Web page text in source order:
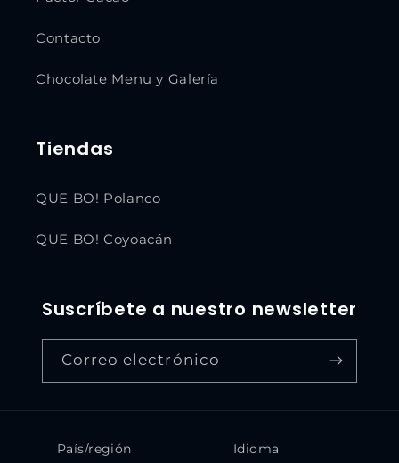
Contacto
Chocolate Menu y Galería
Tiendas
QUE BO! Polanco
QUE BO! Coyoacán
Suscríbete a nuestro newsletter
Correo electrónico
País/región Idioma